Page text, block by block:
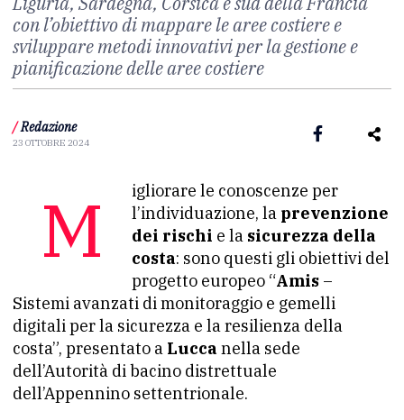
con l’obiettivo di mappare le aree costiere e
sviluppare metodi innovativi per la gestione e
pianificazione delle aree costiere
/ Redazione
23 OTTOBRE 2024
Migliorare le conoscenze per l’individuazione, la prevenzione
dei rischi e la sicurezza della
costa: sono questi gli obiettivi del
progetto europeo “Amis –
Sistemi avanzati di monitoraggio e gemelli
digitali per la sicurezza e la resilienza della
costa”, presentato a Lucca nella sede
dell’Autorità di bacino distrettuale
dell’Appennino settentrionale.